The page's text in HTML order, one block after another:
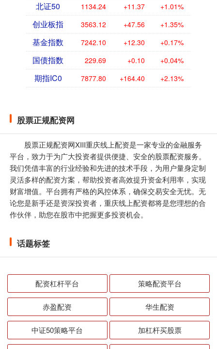
北证50 1134.24 +11.37 +1.01%
创业板指 3563.12 +47.56 +1.35%
基金指数 7242.10 +12.30 +0.17%
国债指数 229.69 +0.10 +0.04%
期指IC0 7877.80 +164.40 +2.13%
股票正规配资网
股票正规配资网XIII重庆线上配资是一家专业的金融服务
平台，致力于为广大投资者提供便捷、安全的股票配资服务。
我们凭借丰富的行业经验和先进的技术手段，为用户量身定制
灵活多样的配资方案，帮助投资者高效提升资金利用率，实现
财富增值。平台拥有严格的风控体系，确保交易安全无忧。无
论您是新手还是资深投资者，重庆线上配资都将是您理想的合
作伙伴，助您在股市中把握更多投资机会。
话题标签
配资杠杆平台 策略配资平台
赤盈配资 华生配资
中证50策略平台 加杠杆买股票